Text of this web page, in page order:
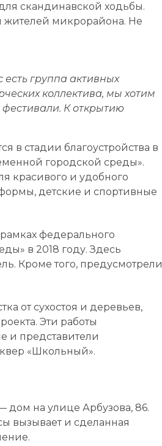
скандинавской ходьбы.
жителей микрорайона. Не
группа активных
коллектива, мы хотим
К открытию
в стадии благоустройства в
городской среды».
красивого и удобного
детские и спортивные
федерального
в 2018 году. Здесь
Кроме того, предусмотрели
от сухостоя и деревьев,
Эти работы
и представители
«Школьный».
дом на улице Арбузова, 86.
вызывает и сделанная